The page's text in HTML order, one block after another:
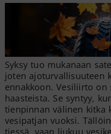
Syksy tuo mukanaan
joten ajoturvallisuuteen
ennakkoon. Vesiliirto
haasteista. Se syntyy,
tienpinnan välinen kitka
vesipatjan vuoksi.
tiessä, vaan liukuu